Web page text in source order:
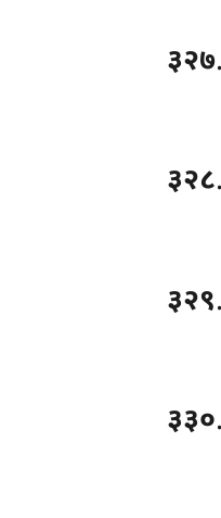
३२७.
३२८.
३२९.
३३०.